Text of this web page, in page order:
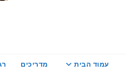
עמוד הבית מדריכים